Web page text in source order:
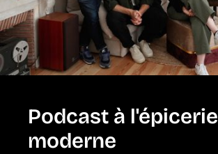
Podcast à l'épicerie
moderne